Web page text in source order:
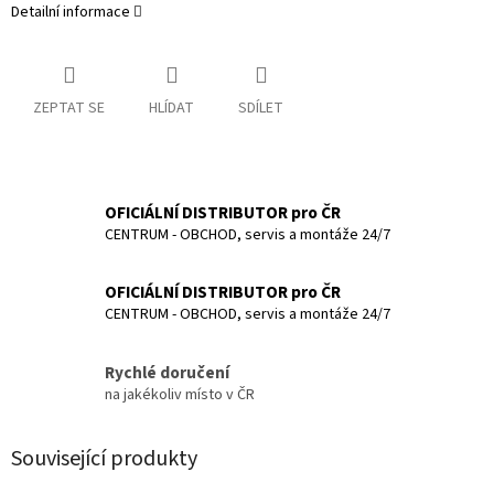
Detailní informace
ZEPTAT SE HLÍDAT SDÍLET
OFICIÁLNÍ DISTRIBUTOR pro ČR
CENTRUM - OBCHOD, servis a montáže 24/7
OFICIÁLNÍ DISTRIBUTOR pro ČR
CENTRUM - OBCHOD, servis a montáže 24/7
Rychlé doručení
na jakékoliv místo v ČR
Související produkty